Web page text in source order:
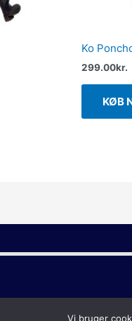
Ko
299.00kr.
KØB
Vi bruger